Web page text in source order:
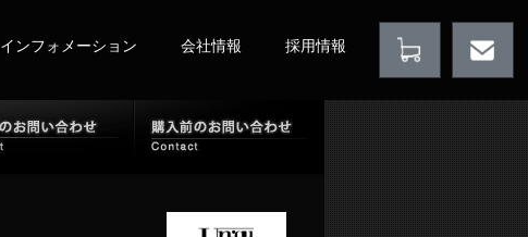
インフォメーション 会社情報 採用情報